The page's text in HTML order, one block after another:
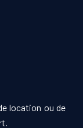
location ou de